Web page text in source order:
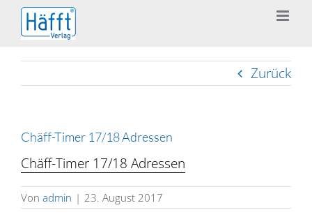
Zum
Inhalt
springen
Zurück
Chäff-Timer 17/18 Adressen
Chäff-Timer 17/18 Adressen
Von admin | 23. August 2017